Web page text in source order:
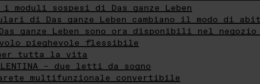
moduli sospesi di Das ganze Leben
di Das ganze Leben cambiano il modo di
ganze Leben sono ora disponibili nel negozio
pieghevole flessibile
per tutta la vita
– due letti da sogno
multifunzionale convertibile